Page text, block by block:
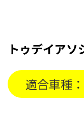
トゥデイア
適合車種